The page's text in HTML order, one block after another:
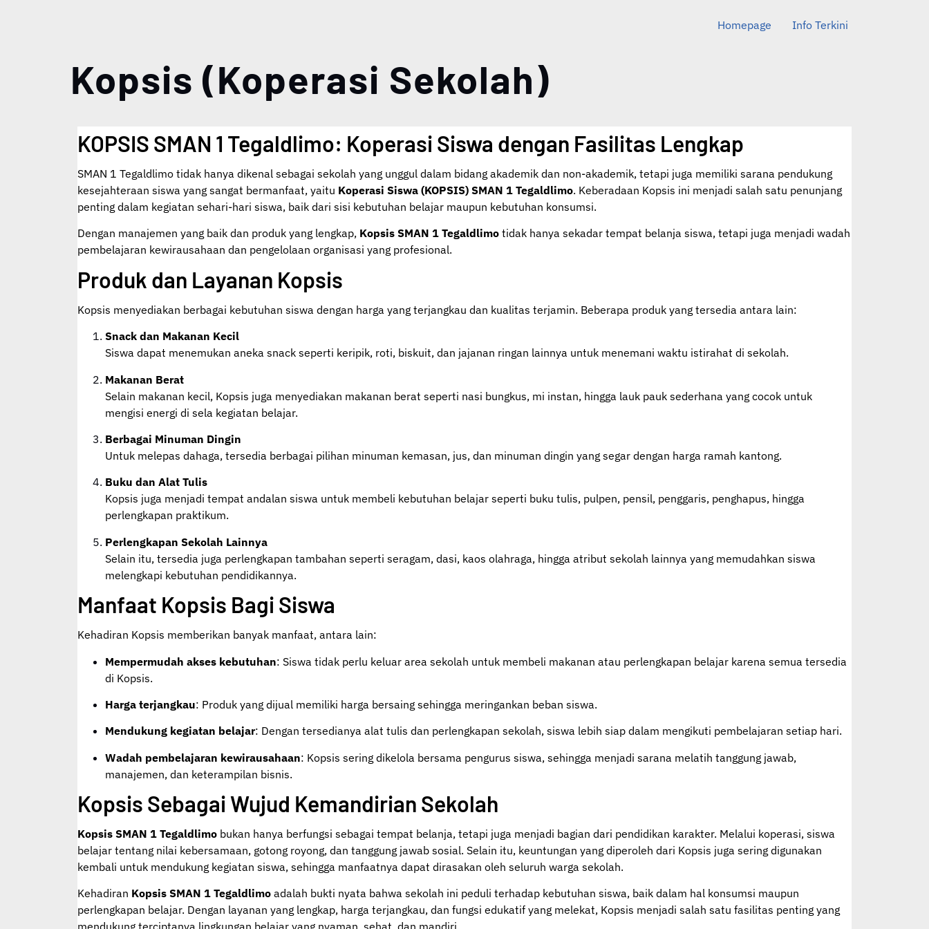
Homepage Info Terkini
Kopsis (Koperasi Sekolah)
KOPSIS SMAN 1 Tegaldlimo: Koperasi Siswa dengan Fasilitas Lengkap
SMAN 1 Tegaldlimo tidak hanya dikenal sebagai sekolah yang unggul dalam bidang akademik dan non-akademik, tetapi juga memiliki sarana pendukung
kesejahteraan siswa yang sangat bermanfaat, yaitu Koperasi Siswa (KOPSIS) SMAN 1 Tegaldlimo. Keberadaan Kopsis ini menjadi salah satu penunjang
penting dalam kegiatan sehari-hari siswa, baik dari sisi kebutuhan belajar maupun kebutuhan konsumsi.
Dengan manajemen yang baik dan produk yang lengkap, Kopsis SMAN 1 Tegaldlimo tidak hanya sekadar tempat belanja siswa, tetapi juga menjadi wadah
pembelajaran kewirausahaan dan pengelolaan organisasi yang profesional.
Produk dan Layanan Kopsis
Kopsis menyediakan berbagai kebutuhan siswa dengan harga yang terjangkau dan kualitas terjamin. Beberapa produk yang tersedia antara lain:
Snack dan Makanan Kecil
Siswa dapat menemukan aneka snack seperti keripik, roti, biskuit, dan jajanan ringan lainnya untuk menemani waktu istirahat di sekolah.
Makanan Berat
Selain makanan kecil, Kopsis juga menyediakan makanan berat seperti nasi bungkus, mi instan, hingga lauk pauk sederhana yang cocok untuk
mengisi energi di sela kegiatan belajar.
Berbagai Minuman Dingin
Untuk melepas dahaga, tersedia berbagai pilihan minuman kemasan, jus, dan minuman dingin yang segar dengan harga ramah kantong.
Buku dan Alat Tulis
Kopsis juga menjadi tempat andalan siswa untuk membeli kebutuhan belajar seperti buku tulis, pulpen, pensil, penggaris, penghapus, hingga
perlengkapan praktikum.
Perlengkapan Sekolah Lainnya
Selain itu, tersedia juga perlengkapan tambahan seperti seragam, dasi, kaos olahraga, hingga atribut sekolah lainnya yang memudahkan siswa
melengkapi kebutuhan pendidikannya.
Manfaat Kopsis Bagi Siswa
Kehadiran Kopsis memberikan banyak manfaat, antara lain:
Mempermudah akses kebutuhan: Siswa tidak perlu keluar area sekolah untuk membeli makanan atau perlengkapan belajar karena semua tersedia
di Kopsis.
Harga terjangkau: Produk yang dijual memiliki harga bersaing sehingga meringankan beban siswa.
Mendukung kegiatan belajar: Dengan tersedianya alat tulis dan perlengkapan sekolah, siswa lebih siap dalam mengikuti pembelajaran setiap hari.
Wadah pembelajaran kewirausahaan: Kopsis sering dikelola bersama pengurus siswa, sehingga menjadi sarana melatih tanggung jawab,
manajemen, dan keterampilan bisnis.
Kopsis Sebagai Wujud Kemandirian Sekolah
Kopsis SMAN 1 Tegaldlimo bukan hanya berfungsi sebagai tempat belanja, tetapi juga menjadi bagian dari pendidikan karakter. Melalui koperasi, siswa
belajar tentang nilai kebersamaan, gotong royong, dan tanggung jawab sosial. Selain itu, keuntungan yang diperoleh dari Kopsis juga sering digunakan
kembali untuk mendukung kegiatan siswa, sehingga manfaatnya dapat dirasakan oleh seluruh warga sekolah.
Kehadiran Kopsis SMAN 1 Tegaldlimo adalah bukti nyata bahwa sekolah ini peduli terhadap kebutuhan siswa, baik dalam hal konsumsi maupun
perlengkapan belajar. Dengan layanan yang lengkap, harga terjangkau, dan fungsi edukatif yang melekat, Kopsis menjadi salah satu fasilitas penting yang